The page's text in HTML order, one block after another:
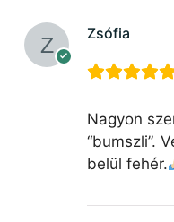
Zsófia
Nagyon
“bumszli”.
belül fehér.